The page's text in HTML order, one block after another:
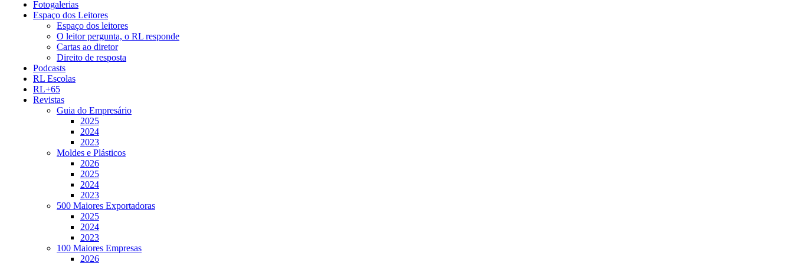
Fotogalerias
Espaço dos Leitores
Espaço dos leitores
O leitor pergunta, o RL responde
Cartas ao diretor
Direito de resposta
Podcasts
RL Escolas
RL+65
Revistas
Guia do Empresário
2025
2024
2023
Moldes e Plásticos
2026
2025
2024
2023
500 Maiores Exportadoras
2025
2024
2023
100 Maiores Empresas
2026